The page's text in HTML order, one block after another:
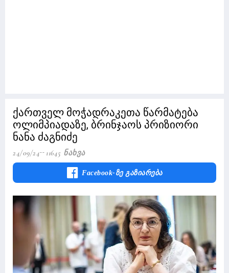
ქართველ მოჭადრაკეთა წარმატება
ოლიმპიადაზე, ბრინჯაოს პრიზიორი
ნანა ძაგნიძე
24/09/24 11645 Ნახვა
Facebook-Ზე Გაზიარება